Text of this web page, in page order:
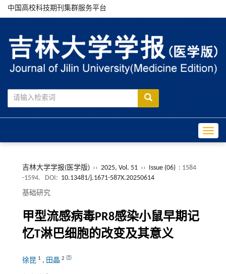
中国高校科技期刊集群服务平台
吉林大学学报(医学版) ›› 2025, Vol. 51 ›› Issue (06) : 1584
-1594.
DOI: 10.13481/j.1671-587X.20250614
基础研究
甲型流感病毒PR8感染小鼠早期记
忆T淋巴细胞的改变及其意义
徐昆 1 , 田晶 2